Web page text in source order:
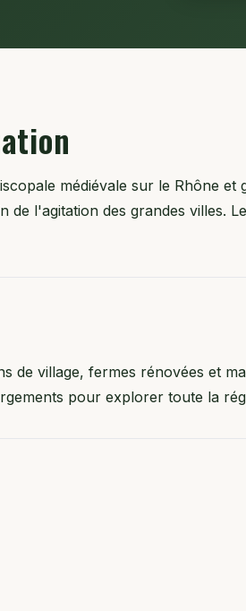
médiévale sur le Rhône
l'agitation des grandes villes.
village, fermes rénovées et
pour explorer toute la